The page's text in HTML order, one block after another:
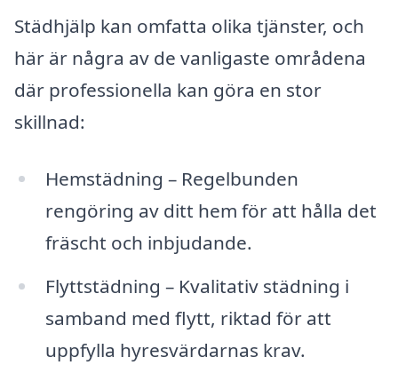
Städhjälp kan omfatta olika tjänster, och
här är några av de vanligaste områdena
där professionella kan göra en stor
skillnad:
Hemstädning – Regelbunden
rengöring av ditt hem för att hålla det
fräscht och inbjudande.
Flyttstädning – Kvalitativ städning i
samband med flytt, riktad för att
uppfylla hyresvärdarnas krav.